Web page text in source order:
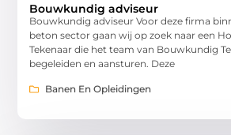
Bouwkundig adviseur
Bouwkundig adviseur Voor deze firma
beton sector gaan wij op zoek naar een
Tekenaar die het team van Bouwkundig
begeleiden en aansturen. Deze
Banen En Opleidingen